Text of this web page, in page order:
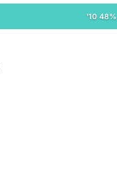
'10 48%